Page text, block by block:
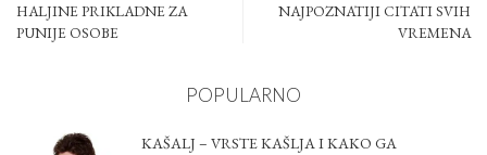
HALJINE PRIKLADNE ZA
PUNIJE OSOBE
NAJPOZNATIJI CITATI SVIH
VREMENA
POPULARNO
KAŠALJ – VRSTE KAŠLJA I KAKO GA